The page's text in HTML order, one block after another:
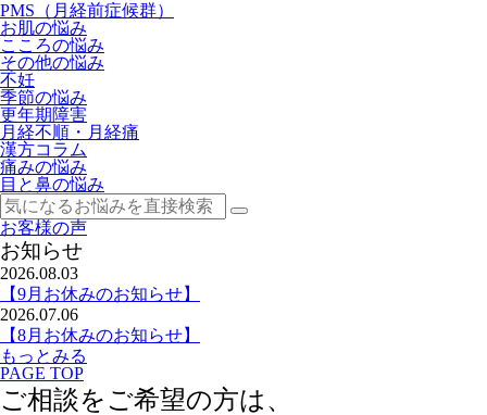
PMS（月経前症候群）
お肌の悩み
こころの悩み
その他の悩み
不妊
季節の悩み
更年期障害
月経不順・月経痛
漢方コラム
痛みの悩み
目と鼻の悩み
お客様の声
お知らせ
2026.08.03
【9月お休みのお知らせ】
2026.07.06
【8月お休みのお知らせ】
もっとみる
PAGE TOP
ご相談をご希望の方は、